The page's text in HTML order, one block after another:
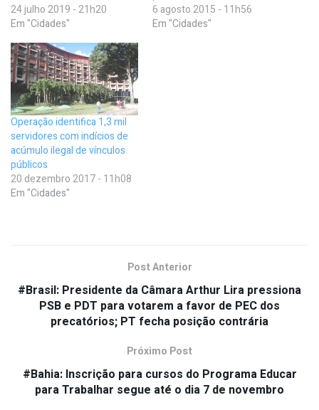
24 julho 2019 - 21h20
Em "Cidades"
6 agosto 2015 - 11h56
Em "Cidades"
Operação identifica 1,3 mil
servidores com indícios de
acúmulo ilegal de vínculos
públicos
20 dezembro 2017 - 11h08
Em "Cidades"
Post Anterior
#Brasil: Presidente da Câmara Arthur Lira pressiona
PSB e PDT para votarem a favor de PEC dos
precatórios; PT fecha posição contrária
Próximo Post
#Bahia: Inscrição para cursos do Programa Educar
para Trabalhar segue até o dia 7 de novembro